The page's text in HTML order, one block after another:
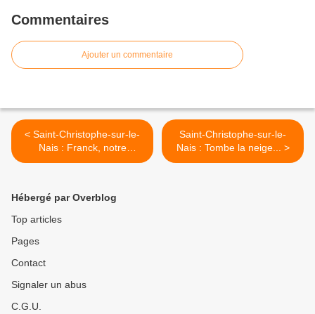
Commentaires
Ajouter un commentaire
< Saint-Christophe-sur-le-
Nais : Franck, notre
boucher vous informe
Saint-Christophe-sur-le-
Nais : Tombe la neige... >
Hébergé par Overblog
Top articles
Pages
Contact
Signaler un abus
C.G.U.